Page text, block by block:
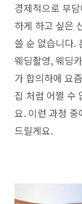
경제적으로 부
하게 하고 싶은
쓸 순 없습니다.
웨딩촬영, 웨딩
가 합의하에 요
집 처럼 어쩔 수
요. 이런 과정
드릴게요.